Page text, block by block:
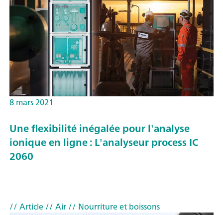
8 mars 2021
Une flexibilité inégalée pour l'analyse
ionique en ligne : L'analyseur process IC
2060
// Article// Air// Nourriture et boissons